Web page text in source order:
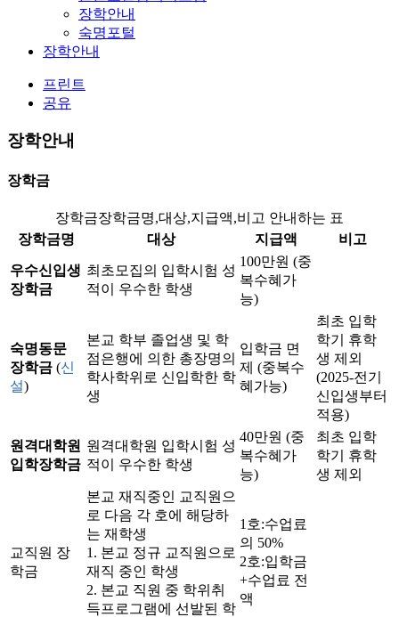
장학안내
숙명포털
장학안내
프린트
공유
장학안내
장학금
장학금장학금명,대상,지급액,비고 안내하는 표
장학금명
대상 지급액 비고
우수신입생
장학금
최초모집의 입학시험 성
적이 우수한 학생
100만원 (중
복수혜가
능)
숙명동문
장학금 (신
설)
본교 학부 졸업생 및 학
점은행에 의한 총장명의
학사학위로 신입학한 학
생
입학금 면
제 (중복수
혜가능)
최초 입학
학기 휴학
생 제외
(2025-전기
신입생부터
적용)
원격대학원
입학장학금
원격대학원 입학시험 성
적이 우수한 학생
40만원 (중
복수혜가
능)
최초 입학
학기 휴학
생 제외
교직원 장
학금
본교 재직중인 교직원으
로 다음 각 호에 해당하
는 재학생
1. 본교 정규 교직원으로
재직 중인 학생
2. 본교 직원 중 학위취
득프로그램에 선발된 학
1호:수업료
의 50%
2호:입학금
+수업료 전
액